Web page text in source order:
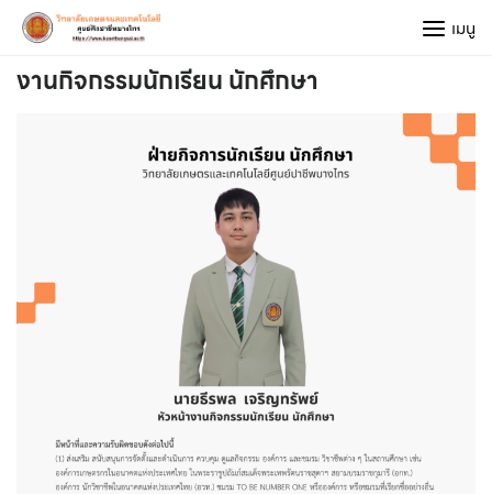
Skip
content
เมนู
งานกิจกรรมนักเรียน นักศึกษา